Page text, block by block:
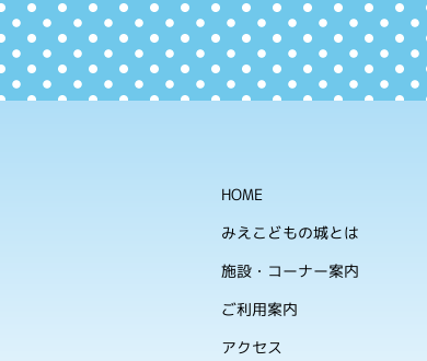
HOME
みえこどもの城とは
施設・コーナー案内
ご利用案内
アクセス